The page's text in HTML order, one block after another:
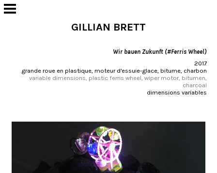
GILLIAN BRETT
Wir bauen Zukunft (#Ferris Wheel)
2017
grande roue en plastique, moteur d'essuie-glace, bitume, charbon
variable dimensions, plastic ferris wheel, wiper motor, bitumen,
charcoal
dimensions variables